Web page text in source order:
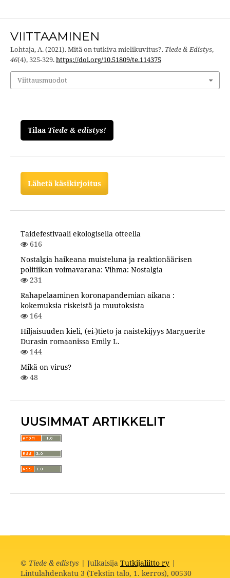
VIITTAAMINEN
Lohtaja, A. (2021). Mitä on tutkiva mielikuvitus?. Tiede & Edistys,
46(4), 325-329.https://doi.org/10.51809/te.114375
Viittausmuodot
Tilaa Tiede & edistys!
Lähetä käsikirjoitus
Taidefestivaali ekologisella otteella
616
Nostalgia haikeana muisteluna ja reaktionäärisen
politiikan voimavarana: Vihma: Nostalgia
231
Rahapelaaminen koronapandemian aikana :
kokemuksia riskeistä ja muutoksista
164
Hiljaisuuden kieli, (ei-)tieto ja naistekijyys Marguerite
Durasin romaanissa Emily L.
144
Mikä on virus?
48
UUSIMMAT ARTIKKELIT
© Tiede & edistys | Julkaisija Tutkijaliitto ry|
Lintulahdenkatu 3 (Tekstin talo, 1. kerros), 00530